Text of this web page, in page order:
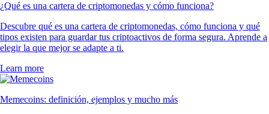
¿Qué es una cartera de criptomonedas y cómo funciona?
Descubre qué es una cartera de criptomonedas, cómo funciona y qué
tipos existen para guardar tus criptoactivos de forma segura. Aprende a
elegir la que mejor se adapte a ti.
Learn more
Memecoins: definición, ejemplos y mucho más